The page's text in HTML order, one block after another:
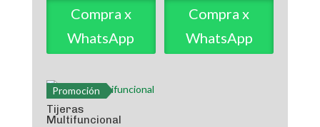
Compra x
WhatsApp
Compra x
WhatsApp
Promoción
Tijeras
Multifuncional